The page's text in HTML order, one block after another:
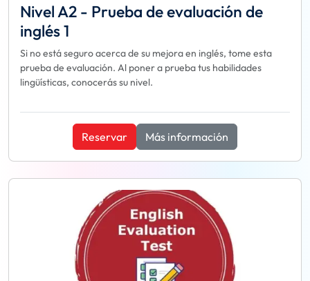
Nivel A2 - Prueba de evaluación de
inglés 1
Si no está seguro acerca de su mejora en inglés, tome esta
prueba de evaluación. Al poner a prueba tus habilidades
lingüísticas, conocerás su nivel.
Reservar Más información